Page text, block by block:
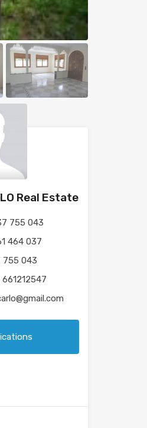
Real Estate
755 043
464 037
755 043
661212547